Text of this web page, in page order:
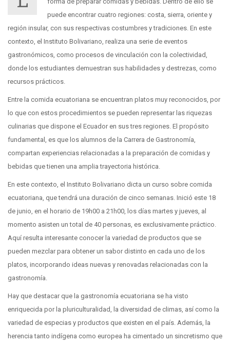
puede encontrar cuatro regiones: costa, sierra, oriente y
región insular, con sus respectivas costumbres y tradiciones. En este
contexto, el Instituto Bolivariano, realiza una serie de eventos
gastronómicos, como procesos de vinculación con la colectividad,
donde los estudiantes demuestran sus habilidades y destrezas, como
recursos prácticos.
Entre la comida ecuatoriana se encuentran platos muy reconocidos, por
lo que con estos procedimientos se pueden representar las riquezas
culinarias que dispone el Ecuador en sus tres regiones. El propósito
fundamental, es que los alumnos de la Carrera de Gastronomía,
compartan experiencias relacionadas a la preparación de comidas y
bebidas que tienen una amplia trayectoria histórica.
En este contexto, el Instituto Bolivariano dicta un curso sobre comida
ecuatoriana, que tendrá una duración de cinco semanas. Inició este 18
de junio, en el horario de 19h00 a 21h00, los días martes y jueves, al
momento asisten un total de 40 personas, es exclusivamente práctico.
Aquí resulta interesante conocer la variedad de productos que se
pueden mezclar para obtener un sabor distinto en cada uno de los
platos, incorporando ideas nuevas y renovadas relacionadas con la
gastronomía.
Hay que destacar que la gastronomía ecuatoriana se ha visto
enriquecida por la pluriculturalidad, la diversidad de climas, así como la
variedad de especias y productos que existen en el país. Además, la
herencia tanto indígena como europea ha cimentado un sincretismo que